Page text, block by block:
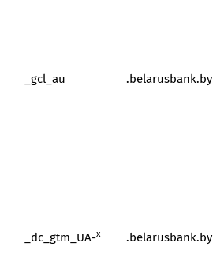
_gcl_au .belarusbank.by
_dc_gtm_UA-x .belarusbank.by